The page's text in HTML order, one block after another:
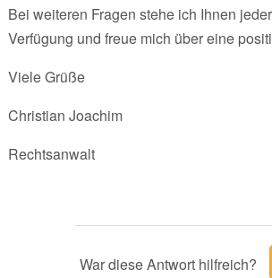
Bei weiteren Fragen stehe ich Ihnen
Verfügung und freue mich über eine
Viele Grüße
Christian Joachim
Rechtsanwalt
War diese Antwort hilfreich?